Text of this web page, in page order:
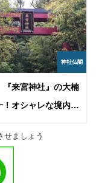
神社仏閣
『来宮神社』の大楠
！オシャレな境内は
せましょう